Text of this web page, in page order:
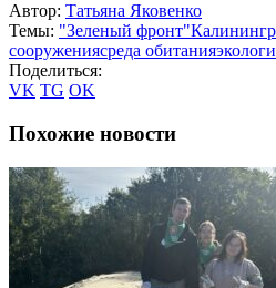
Автор: Татьяна Яковенко
Темы: "Зеленый фронт"
сооружениясреда обитания
Поделиться:
VK TG OK
Похожие новости